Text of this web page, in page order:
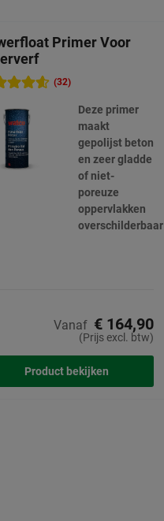
Primer Voor
(32)
Deze primer
maakt
gepolijst beton
en zeer gladde
of niet-
poreuze
oppervlakken
overschilderbaar
Vanaf € 164,90
(Prijs excl. btw)
Product bekijken